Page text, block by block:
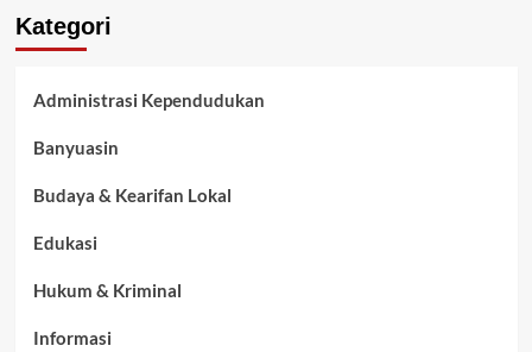
Kategori
Administrasi Kependudukan
Banyuasin
Budaya & Kearifan Lokal
Edukasi
Hukum & Kriminal
Informasi